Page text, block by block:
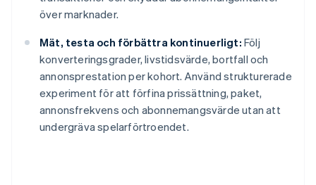
över marknader.
Mät, testa och förbättra kontinuerligt: Följ
konverteringsgrader, livstidsvärde, bortfall och
annonsprestation per kohort. Använd strukturerade
experiment för att förfina prissättning, paket,
annonsfrekvens och abonnemangsvärde utan att
undergräva spelarförtroendet.